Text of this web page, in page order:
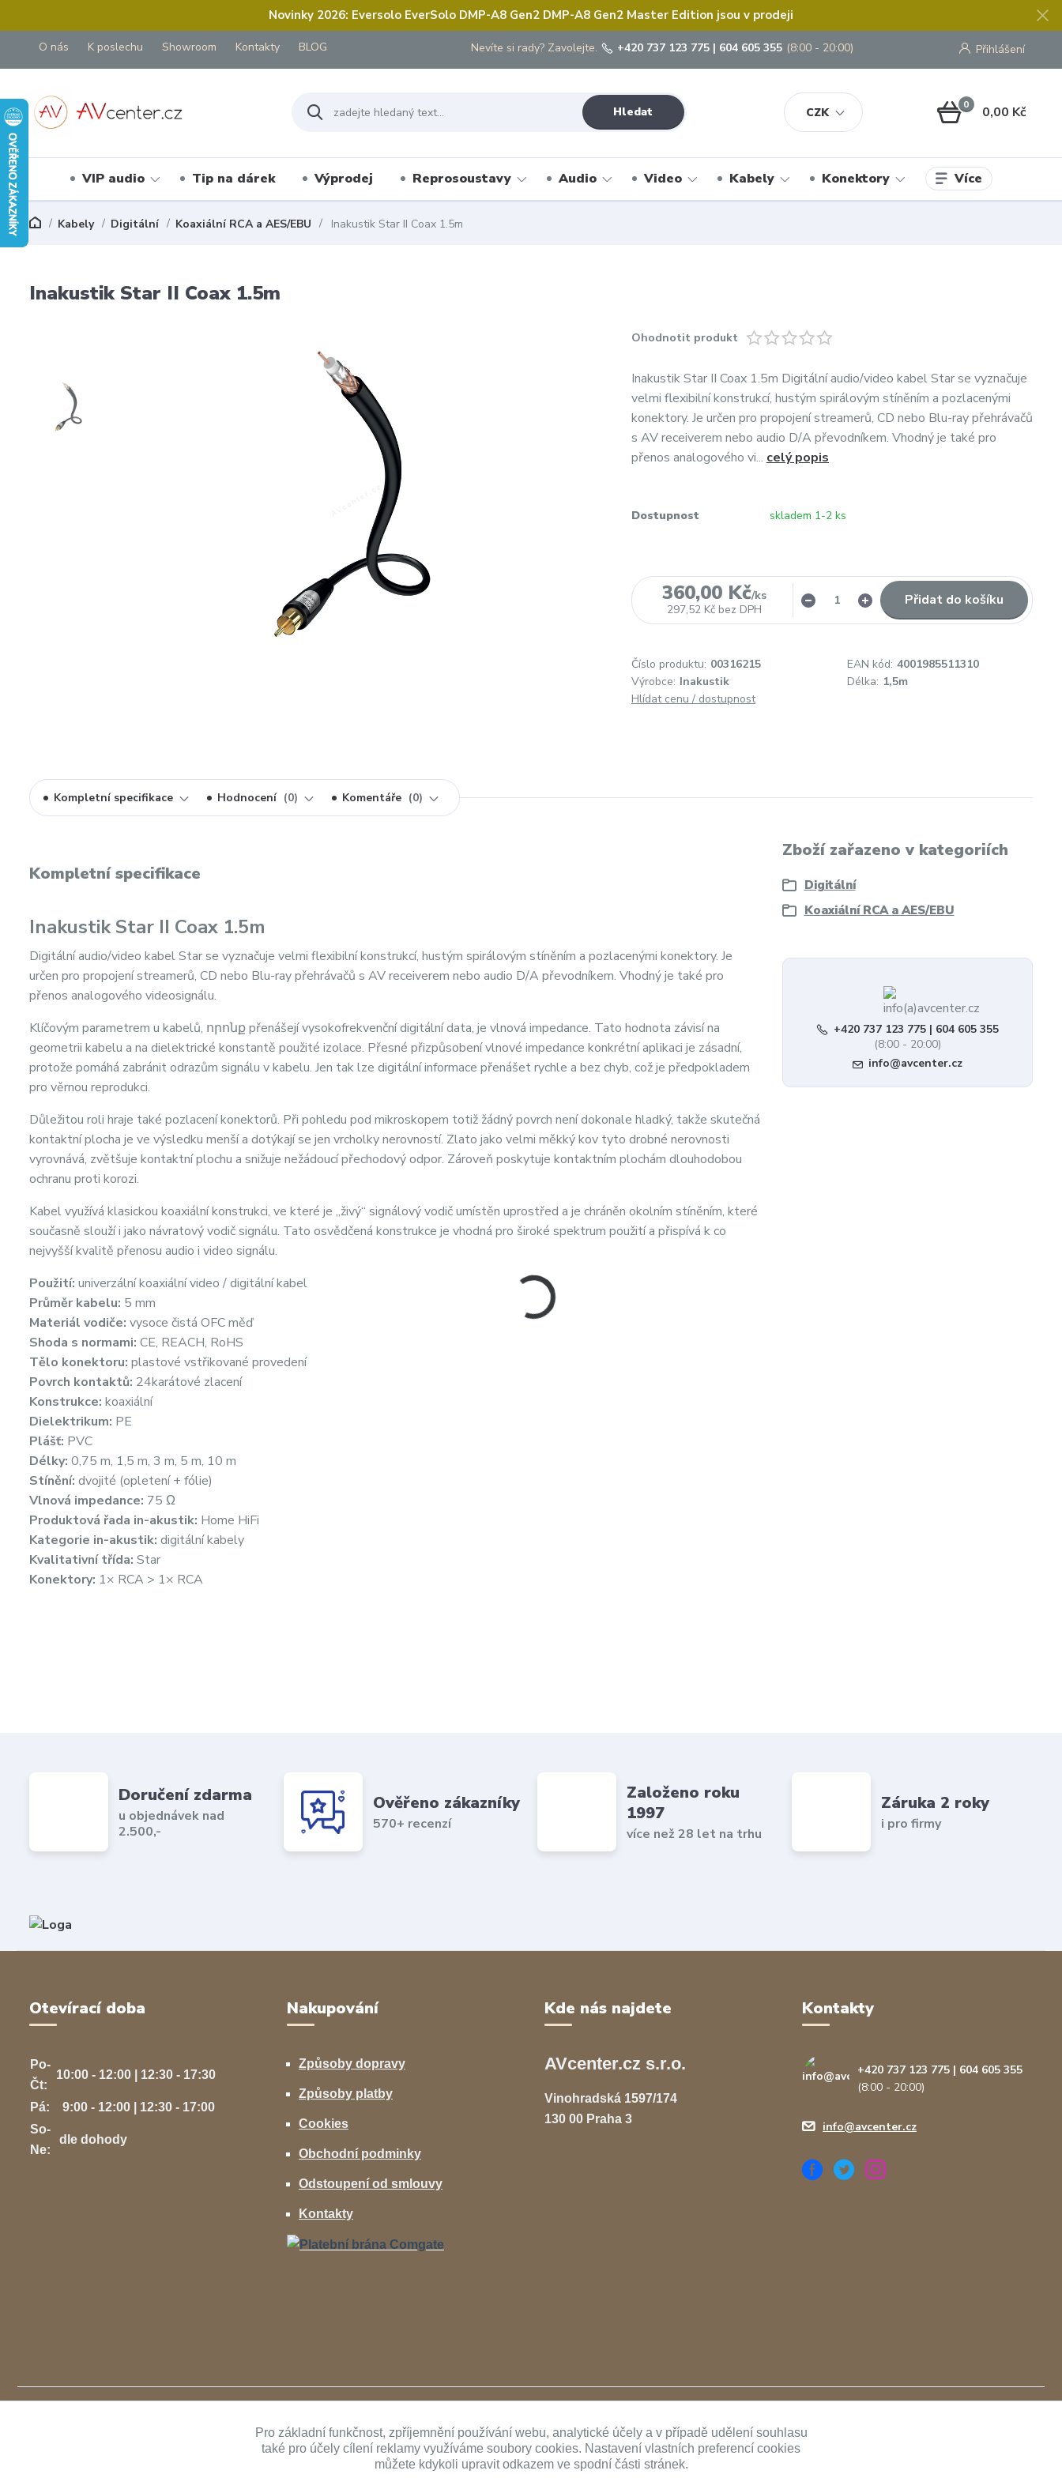
Novinky 2026: Eversolo EverSolo DMP-A8 Gen2 DMP-A8 Gen2 Master Edition jsou v prodeji
O nás K poslechu Showroom Kontakty BLOG
CZK
Přihlášení
Hledat
Nevíte si rady? Zavolejte. +420 737 123 775 | 604 605 355 (8:00 - 20:00)
0 0,00 Kč
VIP audio Tip na dárek Výprodej Reprosoustavy Audio Video Kabely Konektory Více
Kabely Digitální Koaxiální RCA a AES/EBU Inakustik Star II Coax 1.5m
Inakustik Star II Coax 1.5m
Ohodnotit produkt
Inakustik Star II Coax 1.5m Digitální audio/video kabel Star se vyznačuje
velmi flexibilní konstrukcí, hustým spirálovým stíněním a pozlacenými
konektory. Je určen pro propojení streamerů, CD nebo Blu-ray přehrávačů
s AV receiverem nebo audio D/A převodníkem. Vhodný je také pro
přenos analogového vi... celý popis
Dostupnost skladem 1-2 ks
360,00 Kč/ks
297,52 Kč bez DPH
Přidat do košíku
Číslo produktu: 00316215 EAN kód: 4001985511310
Výrobce: Inakustik Délka: 1,5m
Hlídat cenu / dostupnost
Kompletní specifikace Hodnocení 0 Komentáře 0
Kompletní specifikace
Inakustik Star II Coax 1.5m
Digitální audio/video kabel Star se vyznačuje velmi flexibilní konstrukcí, hustým spirálovým stíněním a pozlacenými konektory. Je
určen pro propojení streamerů, CD nebo Blu-ray přehrávačů s AV receiverem nebo audio D/A převodníkem. Vhodný je také pro
přenos analogového videosignálu.
Klíčovým parametrem u kabelů, որոնք přenášejí vysokofrekvenční digitální data, je vlnová impedance. Tato hodnota závisí na
geometrii kabelu a na dielektrické konstantě použité izolace. Přesné přizpůsobení vlnové impedance konkrétní aplikaci je zásadní,
protože pomáhá zabránit odrazům signálu v kabelu. Jen tak lze digitální informace přenášet rychle a bez chyb, což je předpokladem
pro věrnou reprodukci.
Důležitou roli hraje také pozlacení konektorů. Při pohledu pod mikroskopem totiž žádný povrch není dokonale hladký, takže skutečná
kontaktní plocha je ve výsledku menší a dotýkají se jen vrcholky nerovností. Zlato jako velmi měkký kov tyto drobné nerovnosti
vyrovnává, zvětšuje kontaktní plochu a snižuje nežádoucí přechodový odpor. Zároveň poskytuje kontaktním plochám dlouhodobou
ochranu proti korozi.
Kabel využívá klasickou koaxiální konstrukci, ve které je „živý“ signálový vodič umístěn uprostřed a je chráněn okolním stíněním, které
současně slouží i jako návratový vodič signálu. Tato osvědčená konstrukce je vhodná pro široké spektrum použití a přispívá k co
nejvyšší kvalitě přenosu audio i video signálu.
Použití: univerzální koaxiální video / digitální kabel
Průměr kabelu: 5 mm
Materiál vodiče: vysoce čistá OFC měď
Shoda s normami: CE, REACH, RoHS
Tělo konektoru: plastové vstřikované provedení
Povrch kontaktů: 24karátové zlacení
Konstrukce: koaxiální
Dielektrikum: PE
Plášť: PVC
Délky: 0,75 m, 1,5 m, 3 m, 5 m, 10 m
Stínění: dvojité (opletení + fólie)
Vlnová impedance: 75 Ω
Produktová řada in-akustik: Home HiFi
Kategorie in-akustik: digitální kabely
Kvalitativní třída: Star
Konektory: 1× RCA > 1× RCA
Zboží zařazeno v kategoriích
Digitální
Koaxiální RCA a AES/EBU
+420 737 123 775 | 604 605 355
(8:00 - 20:00)
info@avcenter.cz
Doručení zdarma
u objednávek nad
2.500,-
Ověřeno zákazníky
570+ recenzí
Založeno roku
1997
více než 28 let na trhu
Záruka 2 roky
i pro firmy
Otevírací doba
Po-
Čt:
10:00 - 12:00 | 12:30 - 17:30
Pá:
9:00 - 12:00 | 12:30 - 17:00
So-
Ne:
dle dohody
Nakupování
Způsoby dopravy
Způsoby platby
Cookies
Obchodní podminky
Odstoupení od smlouvy
Kontakty
Kde nás najdete
AVcenter.cz s.r.o.
Vinohradská 1597/174
130 00 Praha 3
Kontakty
+420 737 123 775 | 604 605 355
(8:00 - 20:00)
info@avcenter.cz
Pro základní funkčnost, zpříjemnění používání webu, analytické účely a v případě udělení souhlasu
také pro účely cílení reklamy využíváme soubory cookies. Nastavení vlastních preferencí cookies
můžete kdykoli upravit odkazem ve spodní části stránek.